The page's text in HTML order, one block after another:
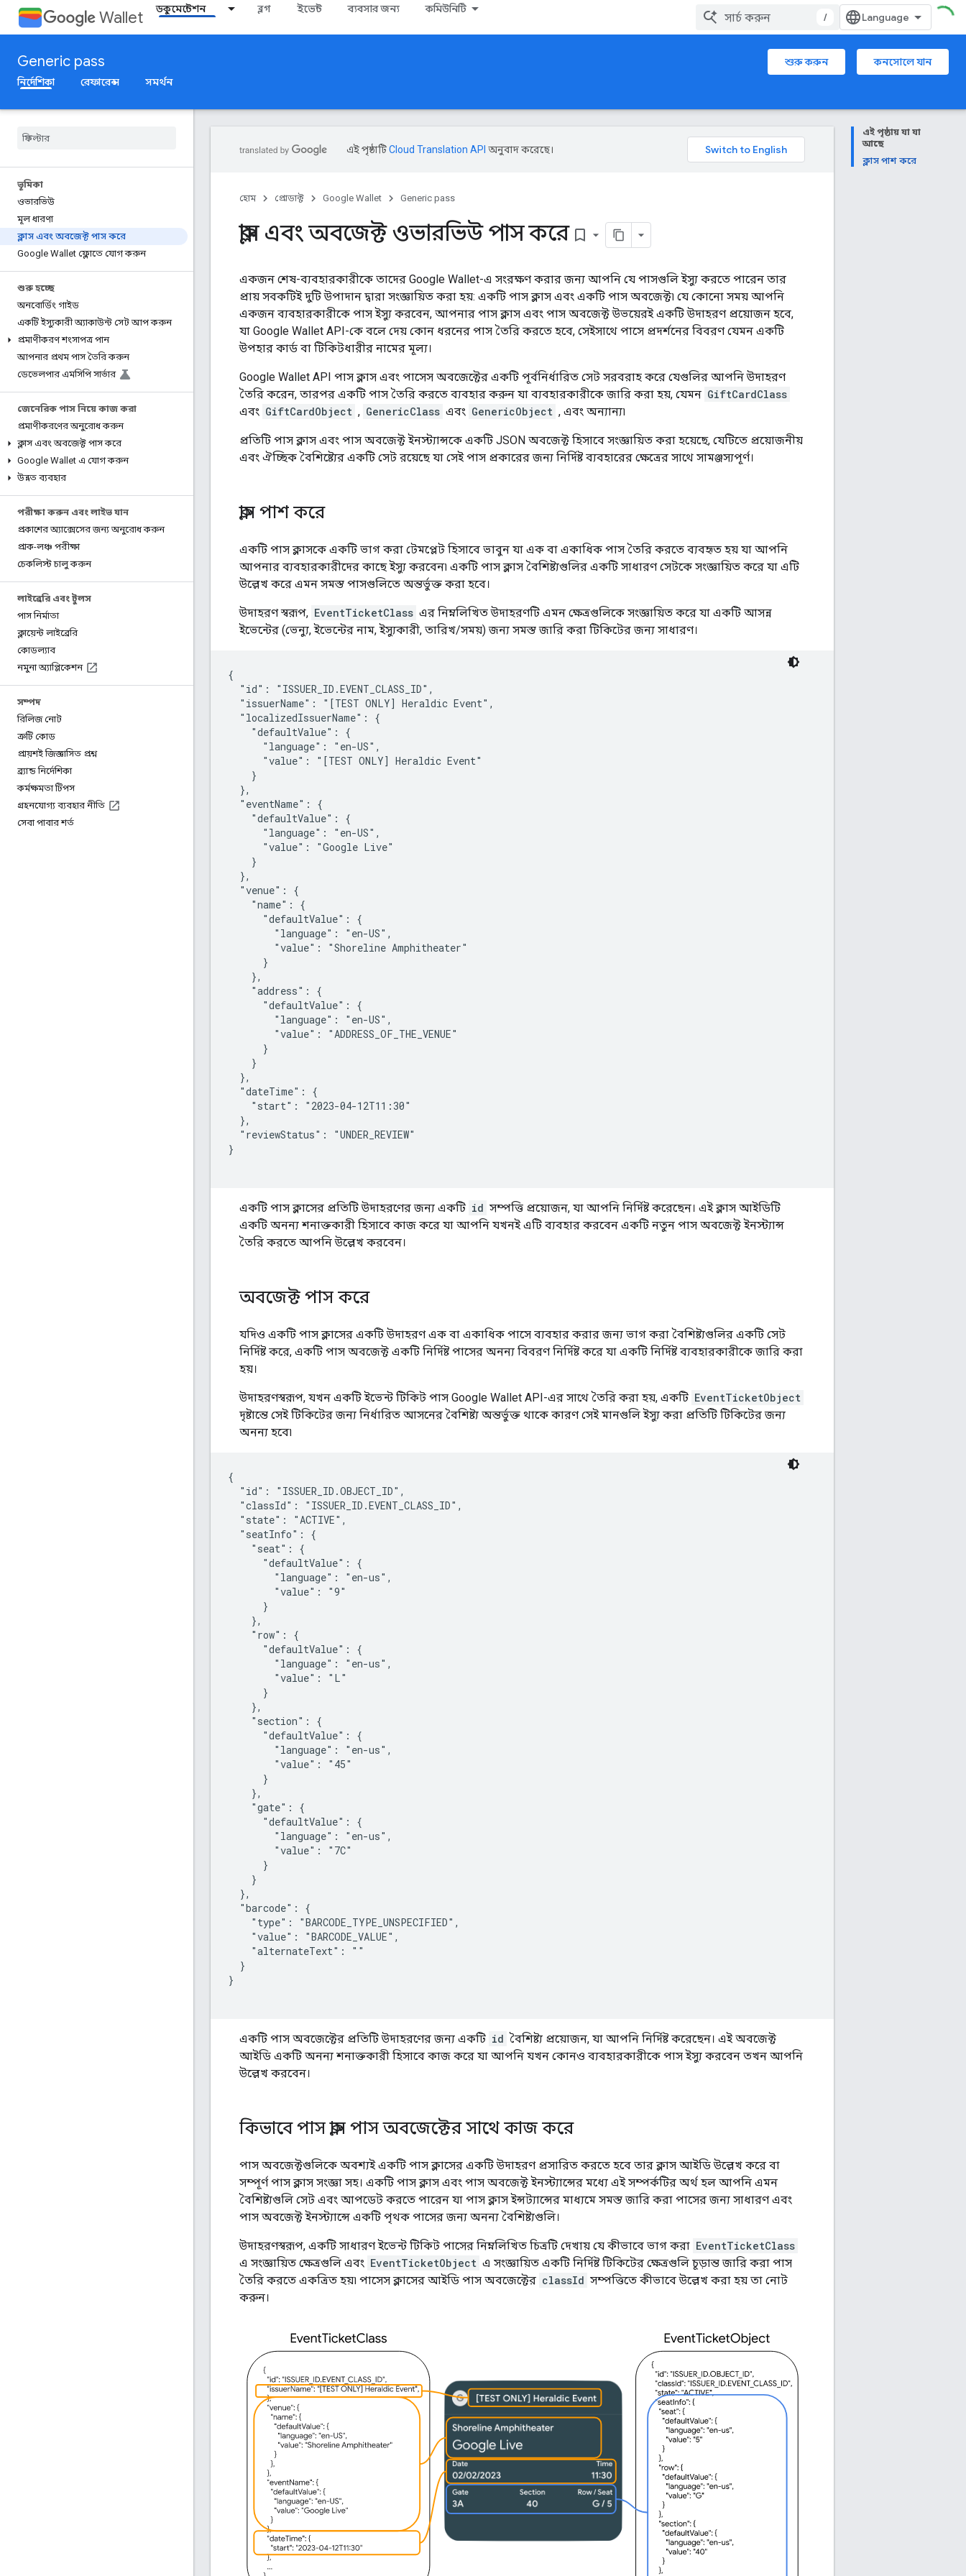
Wallet ডকুমেন্টেশন ব্লগ ইভেন্ট ব্যবসার জন্য কমিউনিটি
/
Generic pass শুরু করুন
কনসোলে যান
নির্দেশিকা
রেফারেন্স সমর্থন
ভূমিকা
ওভারভিউ
মূল ধারণা
ক্লাস এবং অবজেক্ট পাস করে
Google Wallet ফ্লোতে যোগ করুন
শুরু হচ্ছে
অনবোর্ডিং গাইড
একটি ইস্যুকারী অ্যাকাউন্ট সেট আপ করুন
প্রমাণীকরণ শংসাপত্র পান
আপনার প্রথম পাস তৈরি করুন
ডেভেলপার এমসিপি সার্ভার
জেনেরিক পাস নিয়ে কাজ করা
প্রমাণীকরণের অনুরোধ করুন
ক্লাস এবং অবজেক্ট পাস করে
Google Wallet এ যোগ করুন
উন্নত ব্যবহার
পরীক্ষা করুন এবং লাইভ যান
প্রকাশের অ্যাক্সেসের জন্য অনুরোধ করুন
প্রাক-লঞ্চ পরীক্ষা
চেকলিস্ট চালু করুন
লাইব্রেরি এবং টুলস
পাস নির্মাতা
ক্লায়েন্ট লাইব্রেরি
কোডল্যাব
নমুনা অ্যাপ্লিকেশন
সম্পদ
রিলিজ নোট
ত্রুটি কোড
প্রায়শই জিজ্ঞাসিত প্রশ্ন
ব্র্যান্ড নির্দেশিকা
কর্মক্ষমতা টিপস
গ্রহনযোগ্য ব্যবহার নীতি
সেবা পাবার শর্ত
এই পৃষ্ঠায় যা যা
আছে
ক্লাস পাশ করে
এই পৃষ্ঠাটিCloud Translation API অনুবাদ করেছে।
হোম প্রোডাক্ট Google Wallet Generic pass
ক্লাস এবং অবজেক্ট ওভারভিউ পাস করে bookmark_border
একজন শেষ-ব্যবহারকারীকে তাদের Google Wallet-এ সংরক্ষণ করার জন্য আপনি যে পাসগুলি ইস্যু করতে পারেন তার
প্রায় সবকটিই দুটি উপাদান দ্বারা সংজ্ঞায়িত করা হয়: একটি পাস ক্লাস এবং একটি পাস অবজেক্ট৷ যে কোনো সময় আপনি
একজন ব্যবহারকারীকে পাস ইস্যু করবেন, আপনার পাস ক্লাস এবং পাস অবজেক্ট উভয়েরই একটি উদাহরণ প্রয়োজন হবে,
যা Google Wallet API-কে বলে দেয় কোন ধরনের পাস তৈরি করতে হবে, সেইসাথে পাসে প্রদর্শনের বিবরণ যেমন একটি
উপহার কার্ড বা টিকিটধারীর নামের মূল্য।
Google Wallet API পাস ক্লাস এবং পাসেস অবজেক্টের একটি পূর্বনির্ধারিত সেট সরবরাহ করে যেগুলির আপনি উদাহরণ
তৈরি করেন, তারপর একটি পাস তৈরি করতে ব্যবহার করুন যা ব্যবহারকারীকে জারি করা হয়, যেমন GiftCardClass
এবং GiftCardObject , GenericClass এবং GenericObject , এবং অন্যান্য৷
প্রতিটি পাস ক্লাস এবং পাস অবজেক্ট ইনস্ট্যান্সকে একটি JSON অবজেক্ট হিসাবে সংজ্ঞায়িত করা হয়েছে, যেটিতে প্রয়োজনীয়
এবং ঐচ্ছিক বৈশিষ্ট্যের একটি সেট রয়েছে যা সেই পাস প্রকারের জন্য নির্দিষ্ট ব্যবহারের ক্ষেত্রের সাথে সামঞ্জস্যপূর্ণ।
ক্লাস পাশ করে
একটি পাস ক্লাসকে একটি ভাগ করা টেমপ্লেট হিসাবে ভাবুন যা এক বা একাধিক পাস তৈরি করতে ব্যবহৃত হয় যা আপনি
আপনার ব্যবহারকারীদের কাছে ইস্যু করবেন৷ একটি পাস ক্লাস বৈশিষ্ট্যগুলির একটি সাধারণ সেটকে সংজ্ঞায়িত করে যা এটি
উল্লেখ করে এমন সমস্ত পাসগুলিতে অন্তর্ভুক্ত করা হবে।
উদাহরণ স্বরূপ, EventTicketClass এর নিম্নলিখিত উদাহরণটি এমন ক্ষেত্রগুলিকে সংজ্ঞায়িত করে যা একটি আসন্ন
ইভেন্টের (ভেন্যু, ইভেন্টের নাম, ইস্যুকারী, তারিখ/সময়) জন্য সমস্ত জারি করা টিকিটের জন্য সাধারণ।
{
  "id": "ISSUER_ID.EVENT_CLASS_ID",
  "issuerName": "[TEST ONLY] Heraldic Event",
  "localizedIssuerName": {
    "defaultValue": {
      "language": "en-US",
      "value": "[TEST ONLY] Heraldic Event"
    }
  },
  "eventName": {
    "defaultValue": {
      "language": "en-US",
      "value": "Google Live"
    }
  },
  "venue": {
    "name": {
      "defaultValue": {
        "language": "en-US",
        "value": "Shoreline Amphitheater"
      }
    },
    "address": {
      "defaultValue": {
        "language": "en-US",
        "value": "ADDRESS_OF_THE_VENUE"
      }
    }
  },
  "dateTime": {
    "start": "2023-04-12T11:30"
  },
  "reviewStatus": "UNDER_REVIEW"
}
একটি পাস ক্লাসের প্রতিটি উদাহরণের জন্য একটি id সম্পত্তি প্রয়োজন, যা আপনি নির্দিষ্ট করেছেন। এই ক্লাস আইডিটি
একটি অনন্য শনাক্তকারী হিসাবে কাজ করে যা আপনি যখনই এটি ব্যবহার করবেন একটি নতুন পাস অবজেক্ট ইনস্ট্যান্স
তৈরি করতে আপনি উল্লেখ করবেন।
অবজেক্ট পাস করে
যদিও একটি পাস ক্লাসের একটি উদাহরণ এক বা একাধিক পাসে ব্যবহার করার জন্য ভাগ করা বৈশিষ্ট্যগুলির একটি সেট
নির্দিষ্ট করে, একটি পাস অবজেক্ট একটি নির্দিষ্ট পাসের অনন্য বিবরণ নির্দিষ্ট করে যা একটি নির্দিষ্ট ব্যবহারকারীকে জারি করা
হয়।
উদাহরণস্বরূপ, যখন একটি ইভেন্ট টিকিট পাস Google Wallet API-এর সাথে তৈরি করা হয়, একটি EventTicketObject
দৃষ্টান্তে সেই টিকিটের জন্য নির্ধারিত আসনের বৈশিষ্ট্য অন্তর্ভুক্ত থাকে কারণ সেই মানগুলি ইস্যু করা প্রতিটি টিকিটের জন্য
অনন্য হবে৷
{
  "id": "ISSUER_ID.OBJECT_ID",
  "classId": "ISSUER_ID.EVENT_CLASS_ID",
  "state": "ACTIVE",
  "seatInfo": {
    "seat": {
      "defaultValue": {
        "language": "en-us",
        "value": "9"
      }
    },
    "row": {
      "defaultValue": {
        "language": "en-us",
        "value": "L"
      }
    },
    "section": {
      "defaultValue": {
        "language": "en-us",
        "value": "45"
      }
    },
    "gate": {
      "defaultValue": {
        "language": "en-us",
        "value": "7C"
      }
    }
  },
  "barcode": {
    "type": "BARCODE_TYPE_UNSPECIFIED",
    "value": "BARCODE_VALUE",
    "alternateText": ""
  }
}
একটি পাস অবজেক্টের প্রতিটি উদাহরণের জন্য একটি id বৈশিষ্ট্য প্রয়োজন, যা আপনি নির্দিষ্ট করেছেন। এই অবজেক্ট
আইডি একটি অনন্য শনাক্তকারী হিসাবে কাজ করে যা আপনি যখন কোনও ব্যবহারকারীকে পাস ইস্যু করবেন তখন আপনি
উল্লেখ করবেন।
কিভাবে পাস ক্লাস পাস অবজেক্টের সাথে কাজ করে
পাস অবজেক্টগুলিকে অবশ্যই একটি পাস ক্লাসের একটি উদাহরণ প্রসারিত করতে হবে তার ক্লাস আইডি উল্লেখ করে বা
সম্পূর্ণ পাস ক্লাস সংজ্ঞা সহ। একটি পাস ক্লাস এবং পাস অবজেক্ট ইনস্ট্যান্সের মধ্যে এই সম্পর্কটির অর্থ হল আপনি এমন
বৈশিষ্ট্যগুলি সেট এবং আপডেট করতে পারেন যা পাস ক্লাস ইন্সট্যান্সের মাধ্যমে সমস্ত জারি করা পাসের জন্য সাধারণ এবং
পাস অবজেক্ট ইনস্ট্যান্সে একটি পৃথক পাসের জন্য অনন্য বৈশিষ্ট্যগুলি।
উদাহরণস্বরূপ, একটি সাধারণ ইভেন্ট টিকিট পাসের নিম্নলিখিত চিত্রটি দেখায় যে কীভাবে ভাগ করা EventTicketClass
এ সংজ্ঞায়িত ক্ষেত্রগুলি এবং EventTicketObject এ সংজ্ঞায়িত একটি নির্দিষ্ট টিকিটের ক্ষেত্রগুলি চূড়ান্ত জারি করা পাস
তৈরি করতে একত্রিত হয়৷ পাসেস ক্লাসের আইডি পাস অবজেক্টের classId সম্পত্তিতে কীভাবে উল্লেখ করা হয় তা নোট
করুন।